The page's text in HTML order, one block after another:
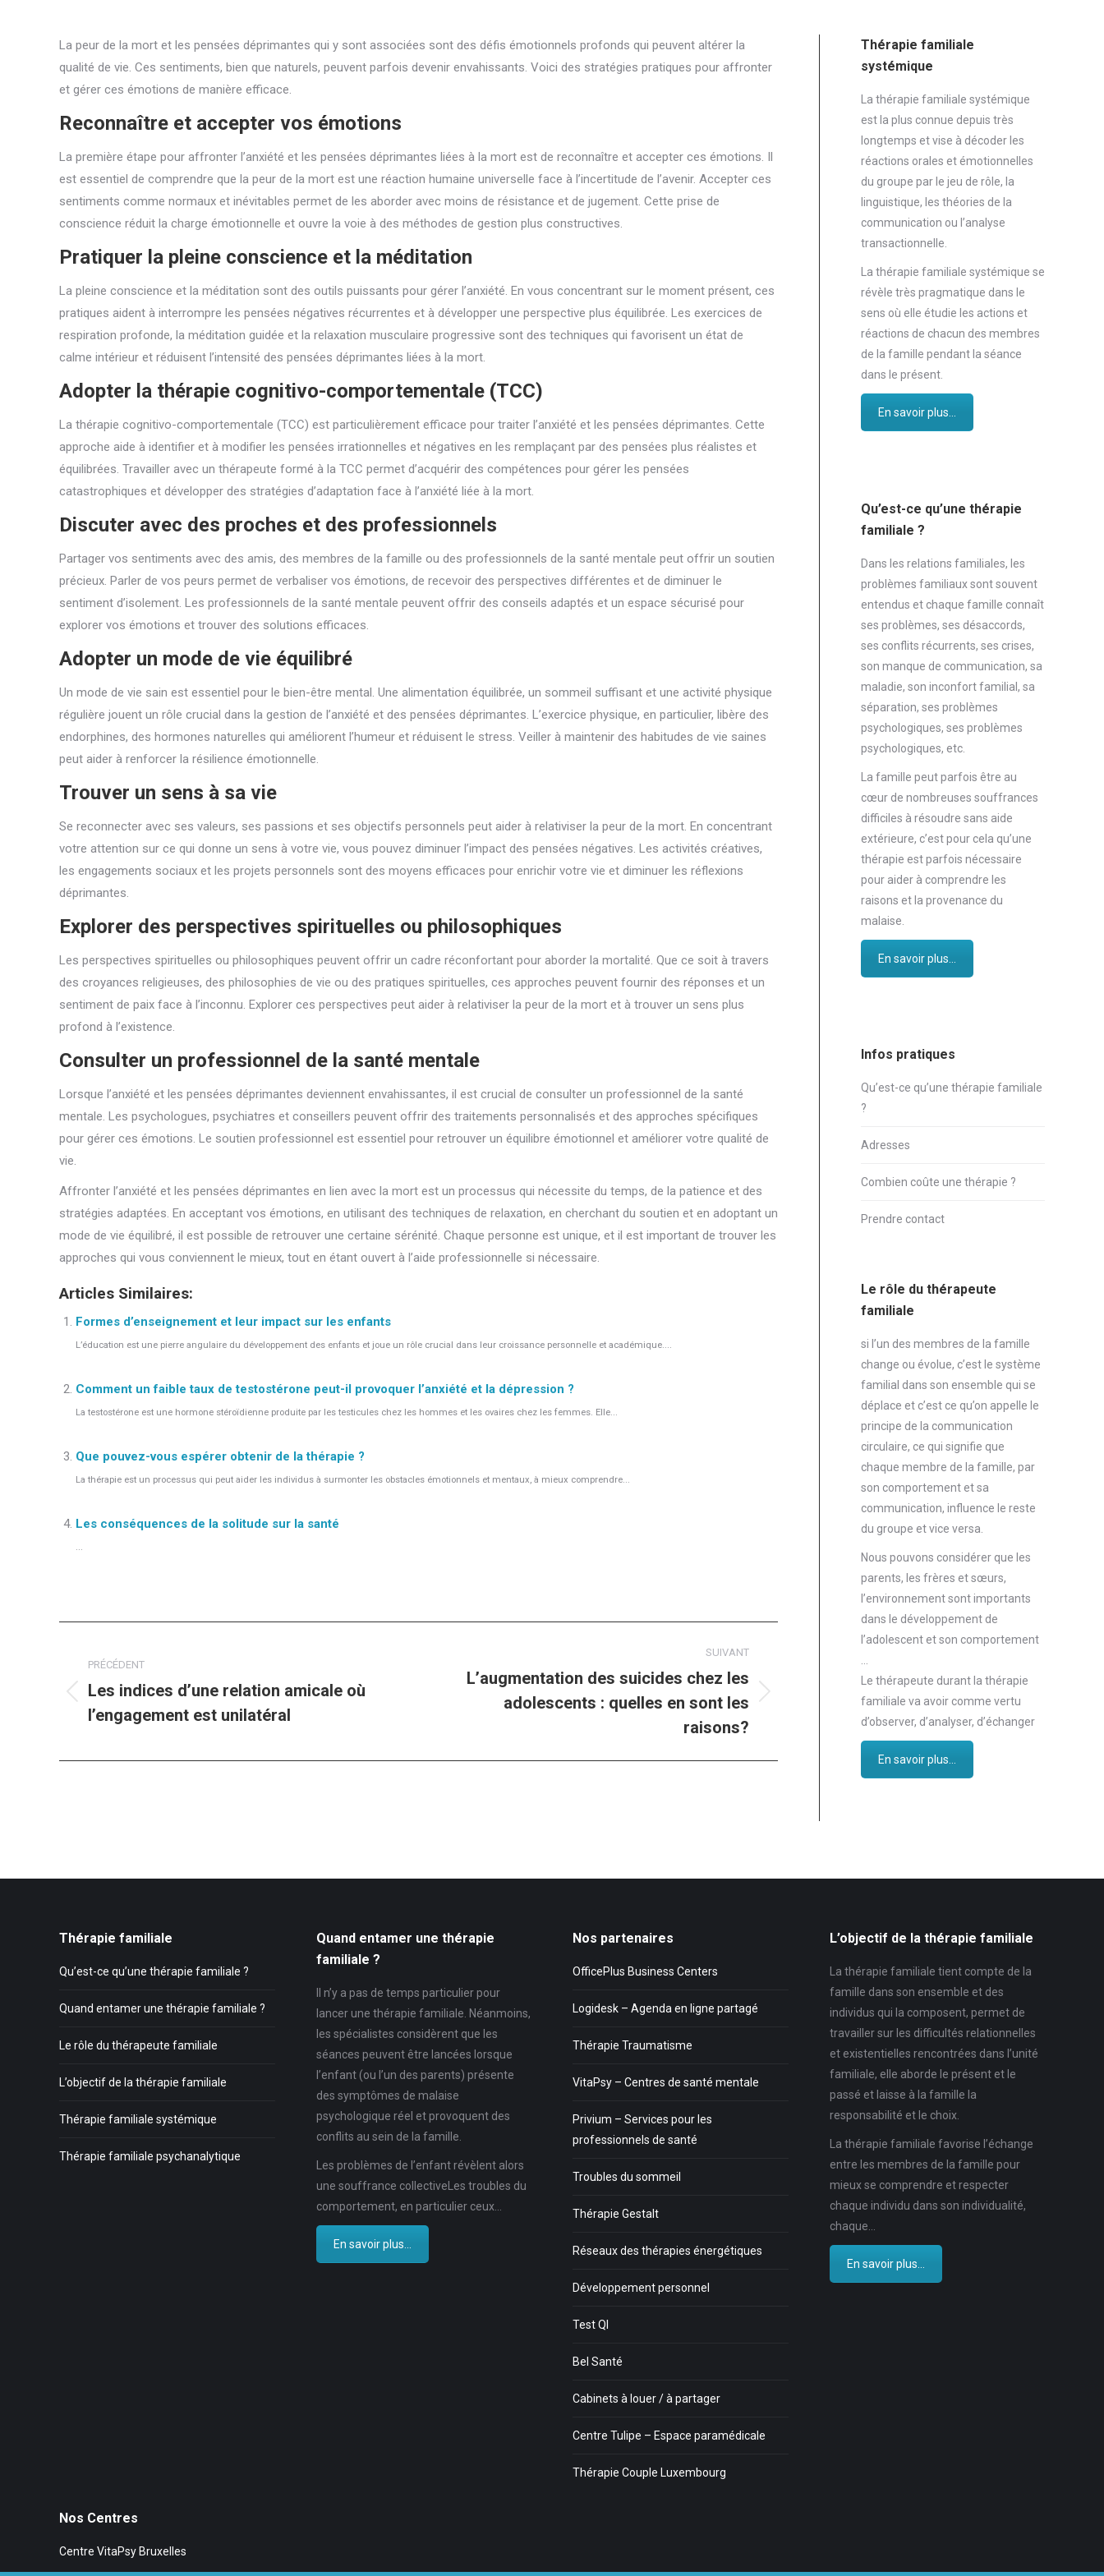
La peur de la mort et les pensées déprimantes qui y sont associées sont des défis émotionnels profonds qui peuvent altérer la
qualité de vie. Ces sentiments, bien que naturels, peuvent parfois devenir envahissants. Voici des stratégies pratiques pour affronter
et gérer ces émotions de manière efficace.
Reconnaître et accepter vos émotions
La première étape pour affronter l’anxiété et les pensées déprimantes liées à la mort est de reconnaître et accepter ces émotions. Il
est essentiel de comprendre que la peur de la mort est une réaction humaine universelle face à l’incertitude de l’avenir. Accepter ces
sentiments comme normaux et inévitables permet de les aborder avec moins de résistance et de jugement. Cette prise de
conscience réduit la charge émotionnelle et ouvre la voie à des méthodes de gestion plus constructives.
Pratiquer la pleine conscience et la méditation
La pleine conscience et la méditation sont des outils puissants pour gérer l’anxiété. En vous concentrant sur le moment présent, ces
pratiques aident à interrompre les pensées négatives récurrentes et à développer une perspective plus équilibrée. Les exercices de
respiration profonde, la méditation guidée et la relaxation musculaire progressive sont des techniques qui favorisent un état de
calme intérieur et réduisent l’intensité des pensées déprimantes liées à la mort.
Adopter la thérapie cognitivo-comportementale (TCC)
La thérapie cognitivo-comportementale (TCC) est particulièrement efficace pour traiter l’anxiété et les pensées déprimantes. Cette
approche aide à identifier et à modifier les pensées irrationnelles et négatives en les remplaçant par des pensées plus réalistes et
équilibrées. Travailler avec un thérapeute formé à la TCC permet d’acquérir des compétences pour gérer les pensées
catastrophiques et développer des stratégies d’adaptation face à l’anxiété liée à la mort.
Discuter avec des proches et des professionnels
Partager vos sentiments avec des amis, des membres de la famille ou des professionnels de la santé mentale peut offrir un soutien
précieux. Parler de vos peurs permet de verbaliser vos émotions, de recevoir des perspectives différentes et de diminuer le
sentiment d’isolement. Les professionnels de la santé mentale peuvent offrir des conseils adaptés et un espace sécurisé pour
explorer vos émotions et trouver des solutions efficaces.
Adopter un mode de vie équilibré
Un mode de vie sain est essentiel pour le bien-être mental. Une alimentation équilibrée, un sommeil suffisant et une activité physique
régulière jouent un rôle crucial dans la gestion de l’anxiété et des pensées déprimantes. L’exercice physique, en particulier, libère des
endorphines, des hormones naturelles qui améliorent l’humeur et réduisent le stress. Veiller à maintenir des habitudes de vie saines
peut aider à renforcer la résilience émotionnelle.
Trouver un sens à sa vie
Se reconnecter avec ses valeurs, ses passions et ses objectifs personnels peut aider à relativiser la peur de la mort. En concentrant
votre attention sur ce qui donne un sens à votre vie, vous pouvez diminuer l’impact des pensées négatives. Les activités créatives,
les engagements sociaux et les projets personnels sont des moyens efficaces pour enrichir votre vie et diminuer les réflexions
déprimantes.
Explorer des perspectives spirituelles ou philosophiques
Les perspectives spirituelles ou philosophiques peuvent offrir un cadre réconfortant pour aborder la mortalité. Que ce soit à travers
des croyances religieuses, des philosophies de vie ou des pratiques spirituelles, ces approches peuvent fournir des réponses et un
sentiment de paix face à l’inconnu. Explorer ces perspectives peut aider à relativiser la peur de la mort et à trouver un sens plus
profond à l’existence.
Consulter un professionnel de la santé mentale
Lorsque l’anxiété et les pensées déprimantes deviennent envahissantes, il est crucial de consulter un professionnel de la santé
mentale. Les psychologues, psychiatres et conseillers peuvent offrir des traitements personnalisés et des approches spécifiques
pour gérer ces émotions. Le soutien professionnel est essentiel pour retrouver un équilibre émotionnel et améliorer votre qualité de
vie.
Affronter l’anxiété et les pensées déprimantes en lien avec la mort est un processus qui nécessite du temps, de la patience et des
stratégies adaptées. En acceptant vos émotions, en utilisant des techniques de relaxation, en cherchant du soutien et en adoptant un
mode de vie équilibré, il est possible de retrouver une certaine sérénité. Chaque personne est unique, et il est important de trouver les
approches qui vous conviennent le mieux, tout en étant ouvert à l’aide professionnelle si nécessaire.
Articles Similaires:
Formes d’enseignement et leur impact sur les enfants
L’éducation est une pierre angulaire du développement des enfants et joue un rôle crucial dans leur croissance personnelle et académique....
Comment un faible taux de testostérone peut-il provoquer l’anxiété et la dépression ?
La testostérone est une hormone stéroïdienne produite par les testicules chez les hommes et les ovaires chez les femmes. Elle...
Que pouvez-vous espérer obtenir de la thérapie ?
La thérapie est un processus qui peut aider les individus à surmonter les obstacles émotionnels et mentaux, à mieux comprendre...
Les conséquences de la solitude sur la santé
...
article
PRÉCÉDENT
Article
précédent
Les indices d’une relation amicale où
l’engagement est unilatéral
SUIVANT
L’augmentation des suicides chez les
adolescents : quelles en sont les
raisons?
Thérapie familiale
systémique
La thérapie familiale systémique
est la plus connue depuis très
longtemps et vise à décoder les
réactions orales et émotionnelles
du groupe par le jeu de rôle, la
linguistique, les théories de la
communication ou l’analyse
transactionnelle.
La thérapie familiale systémique se
révèle très pragmatique dans le
sens où elle étudie les actions et
réactions de chacun des membres
de la famille pendant la séance
dans le présent.
En savoir plus...
Qu’est-ce qu’une thérapie
familiale ?
Dans les relations familiales, les
problèmes familiaux sont souvent
entendus et chaque famille connaît
ses problèmes, ses désaccords,
ses conflits récurrents, ses crises,
son manque de communication, sa
maladie, son inconfort familial, sa
séparation, ses problèmes
psychologiques, ses problèmes
psychologiques, etc.
La famille peut parfois être au
cœur de nombreuses souffrances
difficiles à résoudre sans aide
extérieure, c’est pour cela qu’une
thérapie est parfois nécessaire
pour aider à comprendre les
raisons et la provenance du
malaise.
En savoir plus...
Infos pratiques
Qu’est-ce qu’une thérapie familiale
?
Adresses
Combien coûte une thérapie ?
Prendre contact
Le rôle du thérapeute
familiale
si l’un des membres de la famille
change ou évolue, c’est le système
familial dans son ensemble qui se
déplace et c’est ce qu’on appelle le
principe de la communication
circulaire, ce qui signifie que
chaque membre de la famille, par
son comportement et sa
communication, influence le reste
du groupe et vice versa.
Nous pouvons considérer que les
parents, les frères et sœurs,
l’environnement sont importants
dans le développement de
l’adolescent et son comportement
…
Le thérapeute durant la thérapie
familiale va avoir comme vertu
d’observer, d’analyser, d’échanger
En savoir plus...
Thérapie familiale
Qu’est-ce qu’une thérapie familiale ?
Quand entamer une thérapie familiale ?
Le rôle du thérapeute familiale
L’objectif de la thérapie familiale
Thérapie familiale systémique
Thérapie familiale psychanalytique
Quand entamer une thérapie
familiale ?
Il n’y a pas de temps particulier pour
lancer une thérapie familiale. Néanmoins,
les spécialistes considèrent que les
séances peuvent être lancées lorsque
l’enfant (ou l’un des parents) présente
des symptômes de malaise
psychologique réel et provoquent des
conflits au sein de la famille.
Les problèmes de l’enfant révèlent alors
une souffrance collectiveLes troubles du
comportement, en particulier ceux…
En savoir plus...
Nos partenaires
OfficePlus Business Centers
Logidesk – Agenda en ligne partagé
Thérapie Traumatisme
VitaPsy – Centres de santé mentale
Privium – Services pour les
professionnels de santé
Troubles du sommeil
Thérapie Gestalt
Réseaux des thérapies énergétiques
Développement personnel
Test QI
Bel Santé
Cabinets à louer / à partager
Centre Tulipe – Espace paramédicale
Thérapie Couple Luxembourg
L’objectif de la thérapie familiale
La thérapie familiale tient compte de la
famille dans son ensemble et des
individus qui la composent, permet de
travailler sur les difficultés relationnelles
et existentielles rencontrées dans l’unité
familiale, elle aborde le présent et le
passé et laisse à la famille la
responsabilité et le choix.
La thérapie familiale favorise l’échange
entre les membres de la famille pour
mieux se comprendre et respecter
chaque individu dans son individualité,
chaque…
En savoir plus...
Nos Centres
Centre VitaPsy Bruxelles